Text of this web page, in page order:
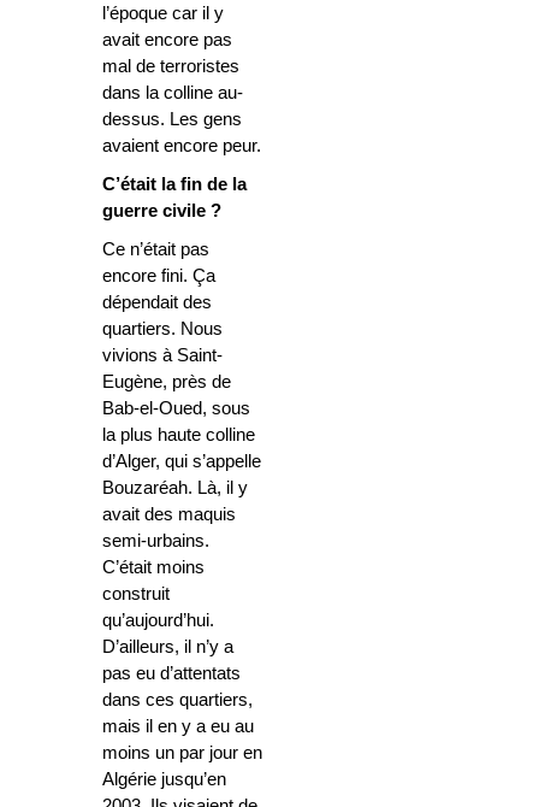
l’époque car il y
avait encore pas
mal de terroristes
dans la colline au-
dessus. Les gens
avaient encore peur.
C’était la fin de la
guerre civile ?
Ce n’était pas
encore fini. Ça
dépendait des
quartiers. Nous
vivions à Saint-
Eugène, près de
Bab-el-Oued, sous
la plus haute colline
d’Alger, qui s’appelle
Bouzaréah. Là, il y
avait des maquis
semi-urbains.
C’était moins
construit
qu’aujourd’hui.
D’ailleurs, il n’y a
pas eu d’attentats
dans ces quartiers,
mais il en y a eu au
moins un par jour en
Algérie jusqu’en